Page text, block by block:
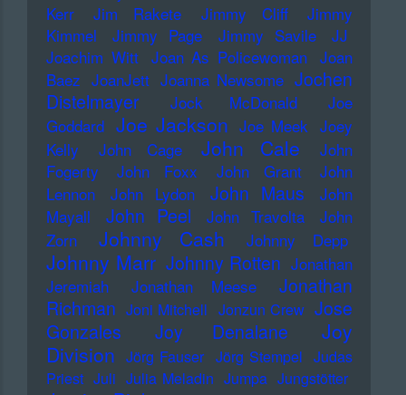
Kerr
Jim Rakete Jimmy Cliff
Jimmy
Kimmel
Jimmy Page Jimmy Savile
JJ
Joachim Witt Joan As Policewoman Joan
Baez JoanJett Joanna Newsome Jochen
Distelmayer
Jock McDonald
Joe
Goddard Joe Jackson Joe Meek Joey
Kelly
John Cage John Cale
John
Fogerty
John Foxx John Grant
John
Lennon
John Lydon John Maus
John
Mayall
John Peel John Travolta
John
Zorn
Johnny Cash Johnny Depp
Johnny Marr Johnny Rotten Jonathan
Jeremiah
Jonathan Meese
Jonathan
Richman Joni Mitchell Jonzun Crew Jose
Gonzales
Joy Denalane
Joy
Division Jörg Fauser Jörg Stempel Judas
Priest Juli Julia Meladin Jumpa Jungstötter